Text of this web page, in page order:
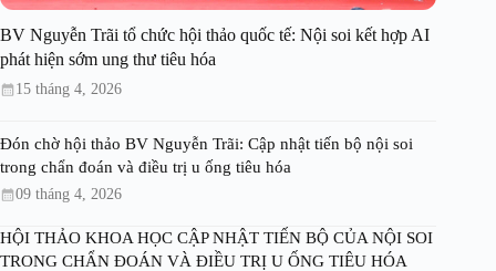
BV Nguyễn Trãi tổ chức hội thảo quốc tế: Nội soi kết hợp AI
phát hiện sớm ung thư tiêu hóa
15 tháng 4, 2026
Đón chờ hội thảo BV Nguyễn Trãi: Cập nhật tiến bộ nội soi
trong chẩn đoán và điều trị u ống tiêu hóa
09 tháng 4, 2026
HỘI THẢO KHOA HỌC CẬP NHẬT TIẾN BỘ CỦA NỘI SOI
TRONG CHẨN ĐOÁN VÀ ĐIỀU TRỊ U ỐNG TIÊU HÓA